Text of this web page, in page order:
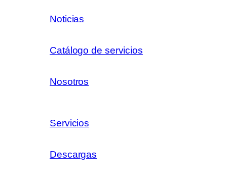
Noticias
Catálogo de servicios
Nosotros
Servicios
Descargas